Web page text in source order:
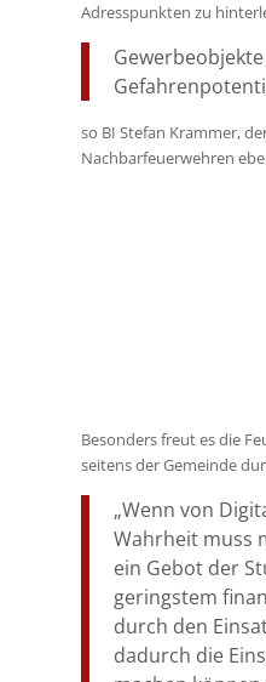
Adresspunkten zu
so BI Stefan Krammer,
Nachbarfeuerwehren
Besonders freut es die
seitens der Gemeinde
„Wenn von
Wahrheit muss
ein Gebot der
geringstem
durch den
dadurch die